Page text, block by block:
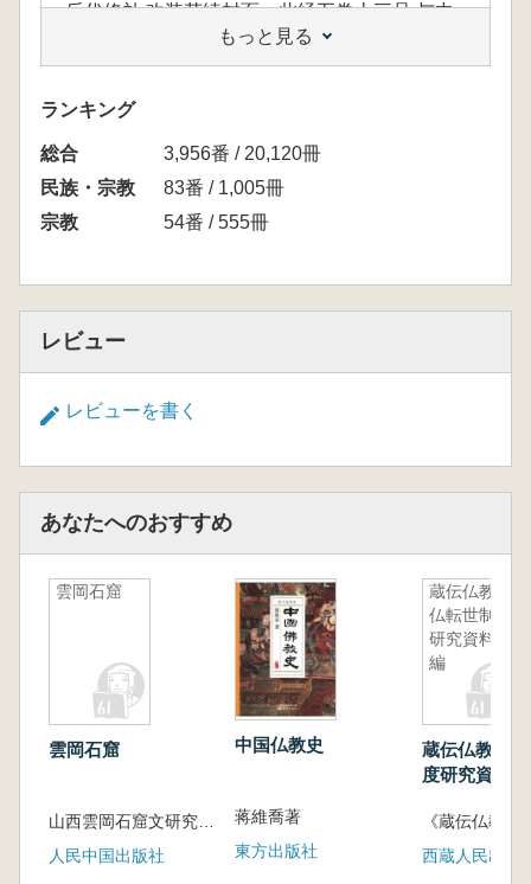
后代修补,改装花绫封面。此经五卷十三品,与中
原《开宝藏》系统之《赵城金藏》和《高丽藏》
不同,钤印“陈文海外搜奇印记”“以鲍参军之号为
名”,陈文旧藏,今藏上海图书馆。
本経は北斉の那連提耶舍による訳で、宋の宣
和七年(1125)に福州開元禅寺で刻された毘盧大
されています。
ておらず、本書のように『大悲経』五巻が完備
いずれも後世に修補され、花綾の表紙に改装さ
れています。
本経は五巻十三品から成り、中原の『開宝
蔵』系統に属する『趙城金蔵』や『高麗蔵』と
は内容が異なります。巻中には「陳文海外搜奇
印記」「以鲍参軍之号为名」などの印章が見ら
れ、陳文旧蔵のもので、現在は上海図書館に所
蔵されています。
もっと見る
ランキング
総合
3,956番 / 20,120冊
民族・宗教
83番 / 1,005冊
宗教
54番 / 555冊
レビュー
レビューを書く
あなたへのおすすめ
雲岡石窟
雲岡石窟
人民中国出版社
中国仏教史
蒋維喬著
東方出版社
蔵伝仏教活
仏転世制度
研究資料選
編
蔵伝仏教活
度研究資料
西蔵人民出版